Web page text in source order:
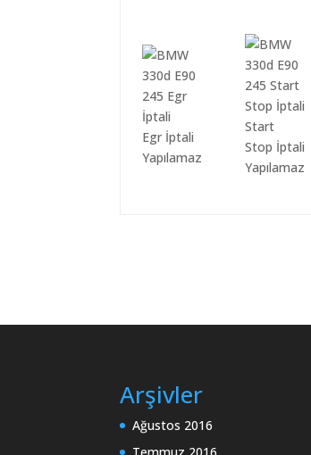
Egr İptali
Yapılamaz
Start
Stop İptali
Yapılamaz
Arşivler
Ağustos 2016
Temmuz 2016